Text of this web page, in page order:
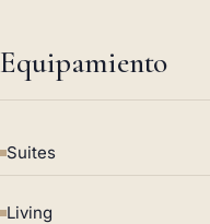
Equipamiento
Suites
Living